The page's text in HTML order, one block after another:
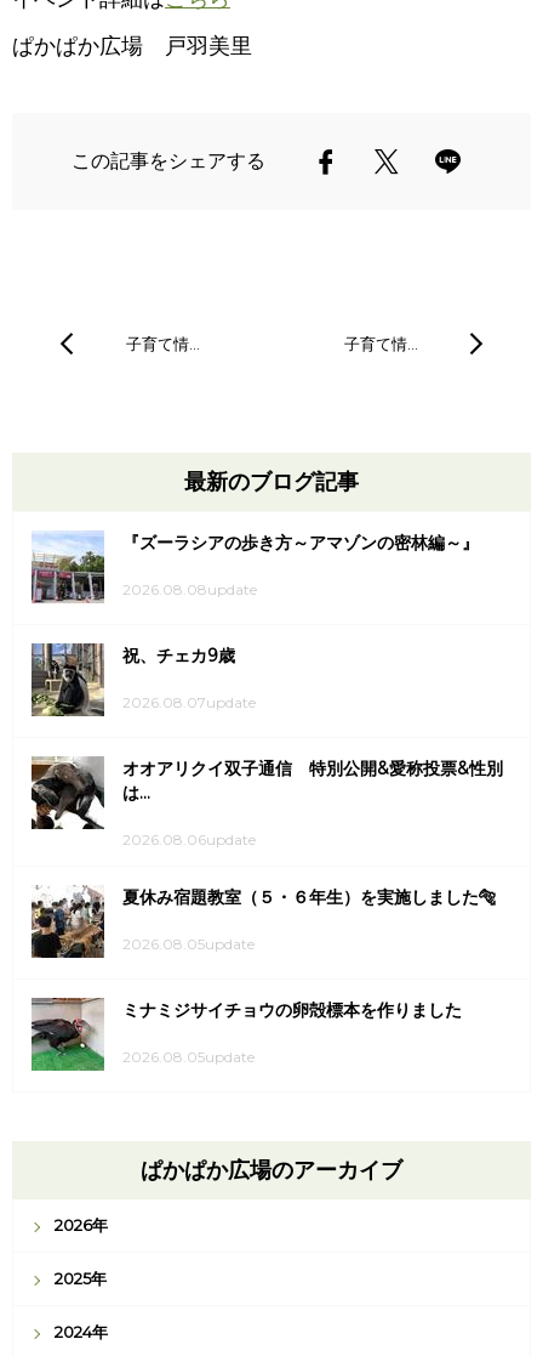
ぱかぱか広場 戸羽美里
この記事をシェアする
子育て情… 子育て情…
最新のブログ記事
『ズーラシアの歩き方～アマゾンの密林編～』
2026.08.08update
祝、チェカ9歳
2026.08.07update
オオアリクイ双子通信 特別公開&愛称投票&性別
は...
2026.08.06update
夏休み宿題教室（５・６年生）を実施しました🐅
2026.08.05update
ミナミジサイチョウの卵殻標本を作りました
2026.08.05update
ぱかぱか広場のアーカイブ
2026年
2025年
2024年